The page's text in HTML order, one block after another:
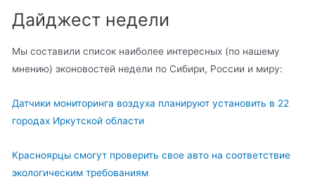
Дайджест недели
Мы составили список наиболее интересных (по нашему
мнению) эконовостей недели по Сибири, России и миру:
Датчики мониторинга воздуха планируют установить в 22
городах Иркутской области
Красноярцы смогут проверить свое авто на соответствие
экологическим требованиям